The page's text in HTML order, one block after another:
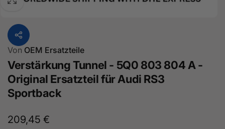
Von OEM Ersatzteile
Verstärkung Tunnel - 5Q0 803 804 A -
Original Ersatzteil für Audi RS3
Sportback
Normaler
209,45 €